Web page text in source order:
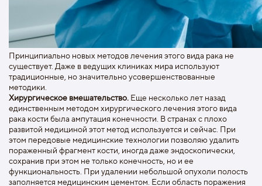
Принципиально новых методов лечения этого вида рака не
существует. Даже в ведущих клиниках мира используют
традиционные, но значительно усовершенствованные
методики.
Хирургическое вмешательство. Еще несколько лет назад
единственным методом хирургического лечения этого вида
рака кости была ампутация конечности. В странах с плохо
развитой медициной этот метод используется и сейчас. При
этом передовые медицинские технологии позволяю удалить
пораженный фрагмент кости, иногда даже эндоскопически,
сохранив при этом не только конечность, но и ее
функциональность. При удалении небольшой опухоли полость
заполняется медицинским цементом. Если область поражения